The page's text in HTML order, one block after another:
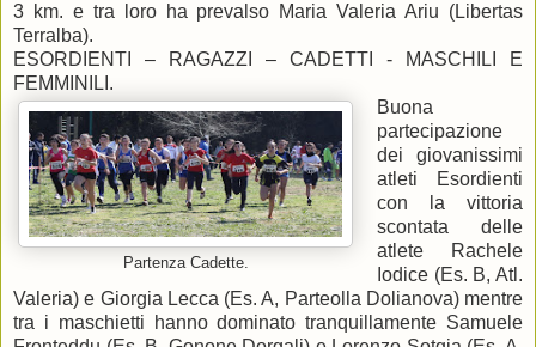
3 km. e tra loro ha prevalso Maria Valeria Ariu (Libertas
Terralba).
ESORDIENTI – RAGAZZI – CADETTI - MASCHILI E
FEMMINILI.
Partenza Cadette.
Buona
partecipazione
dei giovanissimi
atleti Esordienti
con la vittoria
scontata delle
atlete Rachele
Iodice (Es. B, Atl.
Valeria) e Giorgia Lecca (Es. A, Parteolla Dolianova) mentre
tra i maschietti hanno dominato tranquillamente Samuele